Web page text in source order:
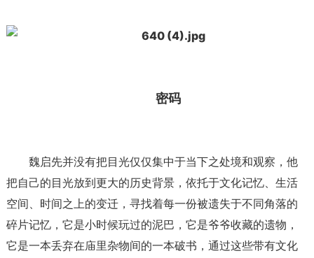
密码
魏启先并没有把目光仅仅集中于当下之处境和观察，他
把自己的目光放到更大的历史背景，依托于文化记忆、生活
空间、时间之上的变迁，寻找着每一份被遗失于不同角落的
碎片记忆，它是小时候玩过的泥巴，它是爷爷收藏的遗物，
它是一本丢弃在庙里杂物间的一本破书，通过这些带有文化